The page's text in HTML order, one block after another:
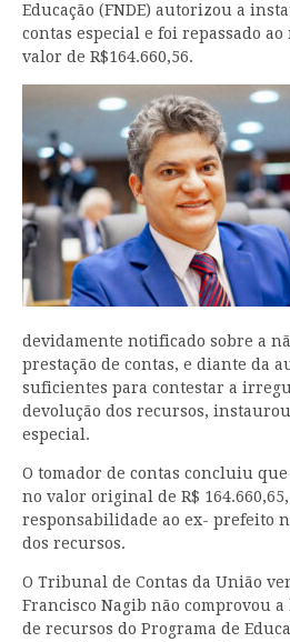
Educação (FNDE) autorizou a
contas especial e foi repassado
valor de R$164.660,56.
devidamente notificado sobre a
prestação de contas, e diante da
suficientes para contestar a
devolução dos recursos,
especial.
O tomador de contas concluiu
no valor original de R$
responsabilidade ao ex- prefeito
dos recursos.
O Tribunal de Contas da União
Francisco Nagib não comprovou
de recursos do Programa de